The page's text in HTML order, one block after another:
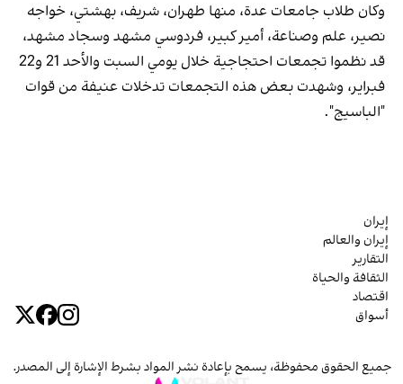
وكان طلاب جامعات عدة، منها طهران، شريف، بهشتي، خواجه
نصير، علم وصناعة، أمير كبير، فردوسي مشهد وسجاد مشهد،
قد نظموا تجمعات احتجاجية خلال يومي السبت والأحد 21 و22
فبراير، وشهدت بعض هذه التجمعات تدخلات عنيفة من قوات
"الباسيج".
إيران
إيران والعالم
التقارير
الثقافة والحياة
اقتصاد
أسواق
جميع الحقوق محفوظة، يسمح بإعادة نشر المواد بشرط الإشارة إلى المصدر.